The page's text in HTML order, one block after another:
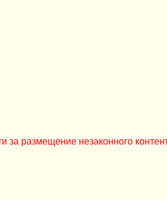
размещение незаконного